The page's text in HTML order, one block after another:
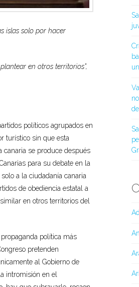
islas solo por hacer
en otros territorios”,
políticos agrupados en
turístico sin que esta
canaria se produce después
para su debate en la
a la ciudadanía canaria
de obediencia estatal a
en otros territorios del
política más
pretenden
al Gobierno de
intromisión en el